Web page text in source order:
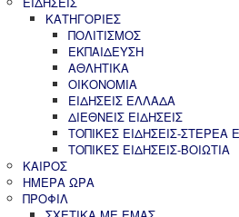
ΚΑΤΗΓΟΡΙΕΣ
ΠΟΛΙΤΙΣΜΟΣ
ΕΚΠΑΙΔΕΥΣΗ
ΑΘΛΗΤΙΚΑ
ΟΙΚΟΝΟΜΙΑ
ΕΙΔΗΣΕΙΣ ΕΛΛΑΔΑ
ΔΙΕΘΝΕΙΣ ΕΙΔΗΣΕΙΣ
ΤΟΠΙΚΕΣ ΕΙΔΗΣΕΙΣ-ΣΤΕΡΕΑ
ΤΟΠΙΚΕΣ ΕΙΔΗΣΕΙΣ-ΒΟΙΩΤΙΑ
ΚΑΙΡΟΣ
ΗΜΕΡΑ ΩΡΑ
ΠΡΟΦΙΛ